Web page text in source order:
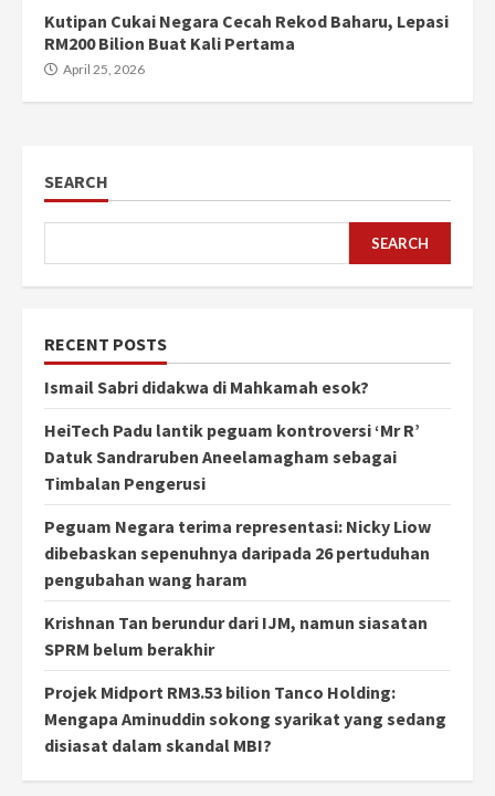
Kutipan Cukai Negara Cecah Rekod Baharu, Lepasi
RM200 Bilion Buat Kali Pertama
April 25, 2026
SEARCH
SEARCH
RECENT POSTS
Ismail Sabri didakwa di Mahkamah esok?
HeiTech Padu lantik peguam kontroversi ‘Mr R’
Datuk Sandraruben Aneelamagham sebagai
Timbalan Pengerusi
Peguam Negara terima representasi: Nicky Liow
dibebaskan sepenuhnya daripada 26 pertuduhan
pengubahan wang haram
Krishnan Tan berundur dari IJM, namun siasatan
SPRM belum berakhir
Projek Midport RM3.53 bilion Tanco Holding:
Mengapa Aminuddin sokong syarikat yang sedang
disiasat dalam skandal MBI?